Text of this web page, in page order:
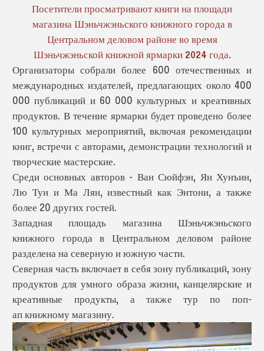
Посетители просматривают книги на площади
магазина Шэньчжэньского книжного города в
Центральном деловом районе во время
Шэньчжэньской книжной ярмарки 2024 года.
Организаторы собрали более 600 отечественных и
международных издателей, предлагающих около 400
000 публикаций и 60 000 культурных и креативных
продуктов. В течение ярмарки будет проведено более
100 культурных мероприятий, включая рекомендации
книг, встречи с авторами, демонстрации технологий и
творческие мастерские.
Среди основных авторов - Ван Сюйфэн, Ян Хунъин,
Лю Тун и Ма Лян, известный как Энтони, а также
более 20 других гостей.
Западная площадь магазина Шэньчжэньского
книжного города в Центральном деловом районе
разделена на северную и южную части.
Северная часть включает в себя зону публикаций, зону
продуктов для умного образа жизни, канцелярские и
креативные продукты, а также тур по поп-
ап книжному магазину.